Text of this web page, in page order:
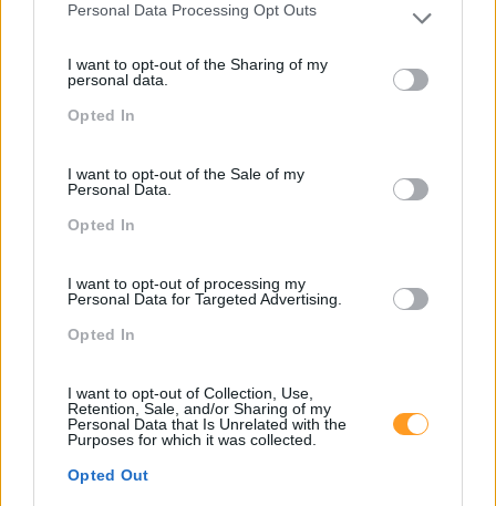
Please note that this website/app uses one or more Google
not limited to your visit or usage behaviour. You may click to
grant or deny consent to Google and its third-party tags to
use your data for below specified purposes in below Google
Personal Data Processing Opt Outs
I want to opt-out of the Sharing of my
personal data.
Opted In
I want to opt-out of the Sale of my
Personal Data.
Opted In
I want to opt-out of processing my
Personal Data for Targeted Advertising.
Opted In
I want to opt-out of Collection, Use,
Retention, Sale, and/or Sharing of my
Personal Data that Is Unrelated with the
Purposes for which it was collected.
Opted Out
Proporcionar aos elementos da Direção de Recursos
consolidação do espírito da equipa.